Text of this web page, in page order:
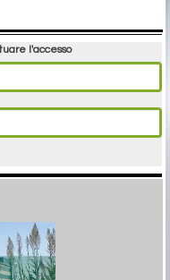
l'accesso